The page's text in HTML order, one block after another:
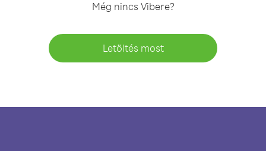
Még nincs Vibere?
Letöltés most